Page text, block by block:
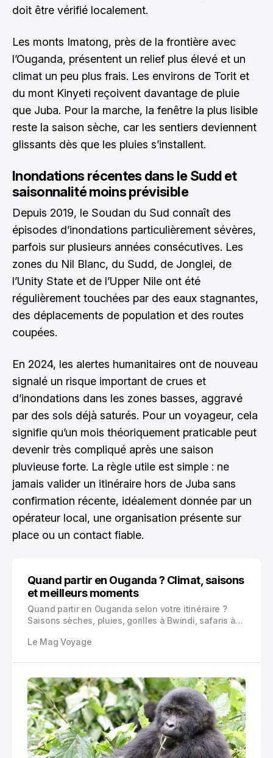
doit être vérifié localement.
Les monts Imatong, près de la frontière avec
l’Ouganda, présentent un relief plus élevé et un
climat un peu plus frais. Les environs de Torit et
du mont Kinyeti reçoivent davantage de pluie
que Juba. Pour la marche, la fenêtre la plus lisible
reste la saison sèche, car les sentiers deviennent
glissants dès que les pluies s’installent.
Inondations récentes dans le Sudd et
saisonnalité moins prévisible
Depuis 2019, le Soudan du Sud connaît des
épisodes d’inondations particulièrement sévères,
parfois sur plusieurs années consécutives. Les
zones du Nil Blanc, du Sudd, de Jonglei, de
l’Unity State et de l’Upper Nile ont été
régulièrement touchées par des eaux stagnantes,
des déplacements de population et des routes
coupées.
En 2024, les alertes humanitaires ont de nouveau
signalé un risque important de crues et
d’inondations dans les zones basses, aggravé
par des sols déjà saturés. Pour un voyageur, cela
signifie qu’un mois théoriquement praticable peut
devenir très compliqué après une saison
pluvieuse forte. La règle utile est simple : ne
jamais valider un itinéraire hors de Juba sans
confirmation récente, idéalement donnée par un
opérateur local, une organisation présente sur
place ou un contact fiable.
Quand partir en Ouganda ? Climat, saisons
et meilleurs moments
Quand partir en Ouganda selon votre itinéraire ?
Saisons sèches, pluies, gorilles à Bwindi, safaris à
les meilleurs mois pour choisir vos dates.
Le Mag Voyage